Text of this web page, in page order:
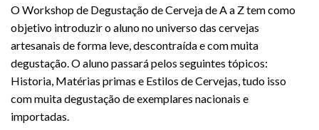
O Workshop de Degustação de Cerveja de A a Z tem como
objetivo introduzir o aluno no universo das cervejas
artesanais de forma leve, descontraída e com muita
degustação. O aluno passará pelos seguintes tópicos:
Historia, Matérias primas e Estilos de Cervejas, tudo isso
com muita degustação de exemplares nacionais e
importadas.